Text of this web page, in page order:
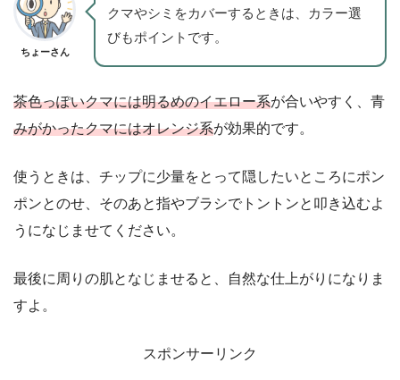
ちょーさん
クマやシミをカバーするときは、カラー選
びもポイントです。
茶色っぽいクマには明るめのイエロー系が合いやすく、青
みがかったクマにはオレンジ系が効果的です。
使うときは、チップに少量をとって隠したいところにポン
ポンとのせ、そのあと指やブラシでトントンと叩き込むよ
うになじませてください。
最後に周りの肌となじませると、自然な仕上がりになりま
すよ。
スポンサーリンク